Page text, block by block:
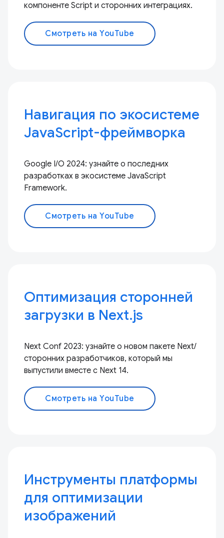
компоненте Script и сторонних интеграциях.
Смотреть на YouTube
Навигация по экосистеме
JavaScript-фреймворка
Google I/O 2024: узнайте о последних
разработках в экосистеме JavaScript
Framework.
Смотреть на YouTube
Оптимизация сторонней
загрузки в Next.js
Next Conf 2023: узнайте о новом пакете Next/
сторонних разработчиков, который мы
выпустили вместе с Next 14.
Смотреть на YouTube
Инструменты платформы
для оптимизации
изображений